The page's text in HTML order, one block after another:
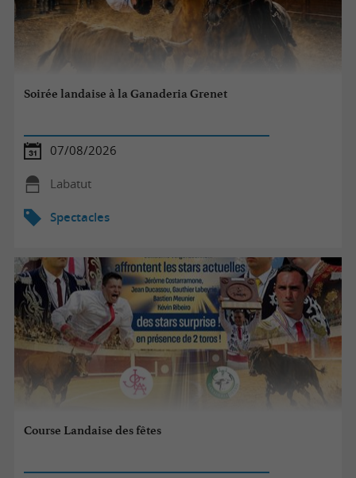
Soirée landaise à la Ganaderia Grenet
07/08/2026
Labatut
Spectacles
Course Landaise des fêtes